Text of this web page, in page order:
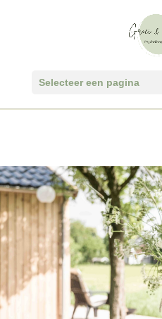
Selecteer een pagina